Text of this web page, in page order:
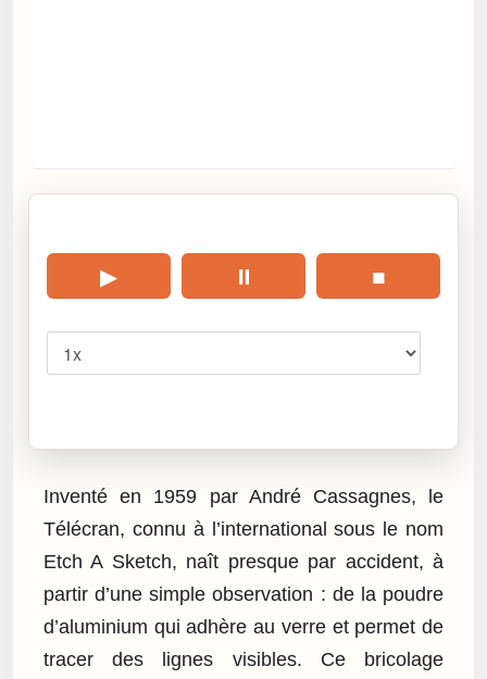
▶ ⏸ ■
Inventé en 1959 par André Cassagnes, le
Télécran, connu à l’international sous le nom
Etch A Sketch, naît presque par accident, à
partir d’une simple observation : de la poudre
d’aluminium qui adhère au verre et permet de
tracer des lignes visibles. Ce bricolage